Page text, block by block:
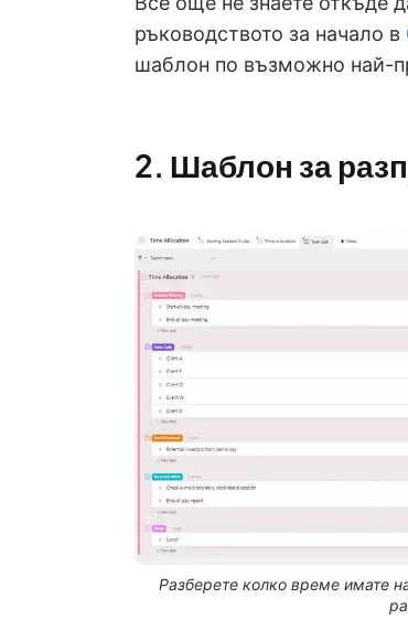
ръководството за начало в
шаблон по възможно най-
2. Шаблон за
Разберете колко време имате